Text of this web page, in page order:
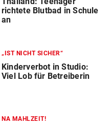
richtete Blutbad in Schule
an
„IST NICHT SICHER“
Kinderverbot in Studio:
Viel Lob für Betreiberin
NA MAHLZEIT!